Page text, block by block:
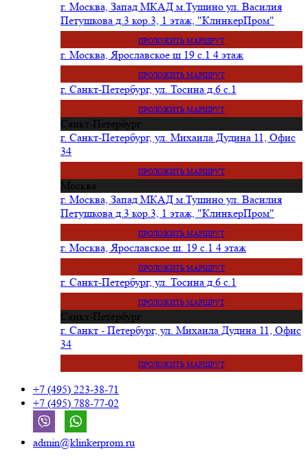
г. Москва, Запад МКАД м.Тушино ул. Василия
Петушкова д.3 кор.3, 1 этаж, "КлинкерПром"
ПРОЛОЖИТЬ МАРШРУТ
г. Москва, Ярославское ш 19 с.1 4 этаж
ПРОЛОЖИТЬ МАРШРУТ
г. Санкт-Петербург, ул. Тосина д.6 с.1
ПРОЛОЖИТЬ МАРШРУТ
Санкт-Петербург
г. Санкт-Петербург, ул. Михаила Дудина 11, Офис
34
ПРОЛОЖИТЬ МАРШРУТ
Москва
г. Москва, Запад МКАД м.Тушино ул. Василия
Петушкова д.3 кор.3, 1 этаж, "КлинкерПром"
ПРОЛОЖИТЬ МАРШРУТ
г. Москва, Ярославское ш. 19 с.1 4 этаж
ПРОЛОЖИТЬ МАРШРУТ
г. Санкт-Петербург, ул. Тосина д.6 с.1
ПРОЛОЖИТЬ МАРШРУТ
Санкт-Петербург
г. Санкт - Петербург, ул. Михаила Дудина 11, Офис
34
ПРОЛОЖИТЬ МАРШРУТ
+7 (495) 223-38-71
+7 (495) 788-77-02
admin@klinkerprom.ru